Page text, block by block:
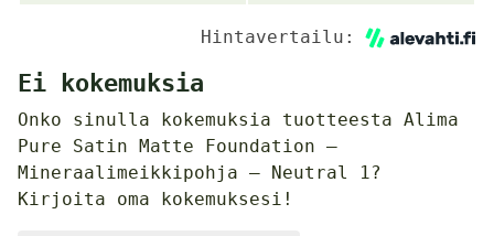
Hintavertailu:
Ei kokemuksia
Onko sinulla kokemuksia tuotteesta Alima
Pure Satin Matte Foundation –
Mineraalimeikkipohja – Neutral 1?
Kirjoita oma kokemuksesi!